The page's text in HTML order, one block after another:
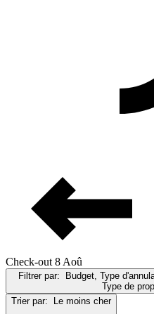
Check-out 8 Aoû
Filtrer par:
Budget, Type
Type de
Trier par:
Le moins cher